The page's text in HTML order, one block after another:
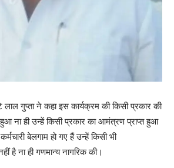
लाल गुप्ता ने कहा इस कार्यक्रम की किसी प्रकार की
हुआ ना ही उन्हें किसी प्रकार का आमंत्रण प्राप्त हुआ
बेलगाम हो गए हैं उन्हें किसी भी
है ना ही गणमान्य नागरिक की।